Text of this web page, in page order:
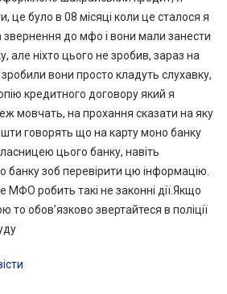
це було в 08 місяці коли це сталося я
звернення до мфо і вони мали занести
але ніхто цього не зробив, зараз на
вони просто кладуть слухавку,
кредитного договору який я
мовчать, на прохання сказати на яку
говорять що на карту моно банку
цього банку, навіть
банку зоб перевірити цю інформацію.
МФО робить такі не законні дії.Якщо
обов’язково звертайтеся в поліції